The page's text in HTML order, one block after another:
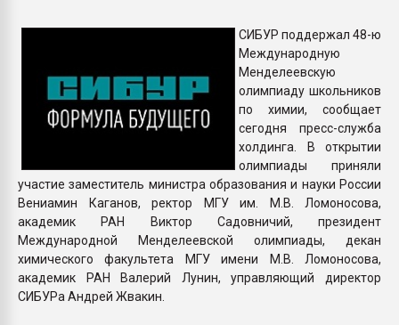
СИБУР поддержал 48-ю
Международную
Менделеевскую
олимпиаду школьников
по химии, сообщает
сегодня пресс-служба
холдинга. В открытии
олимпиады приняли
участие заместитель министра образования и науки России
Вениамин Каганов, ректор МГУ им. М.В. Ломоносова,
академик РАН Виктор Садовничий, президент
Международной Менделеевской олимпиады, декан
химического факультета МГУ имени М.В. Ломоносова,
академик РАН Валерий Лунин, управляющий директор
СИБУРа Андрей Жвакин.